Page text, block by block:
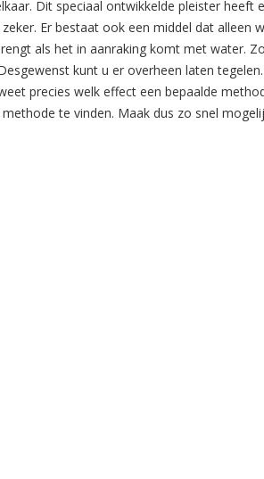
Dit speciaal ontwikkelde pleister heeft
Er bestaat ook een middel dat alleen
als het in aanraking komt met water.
kunt u er overheen laten
precies welk effect een bepaalde
te vinden. Maak dus zo snel